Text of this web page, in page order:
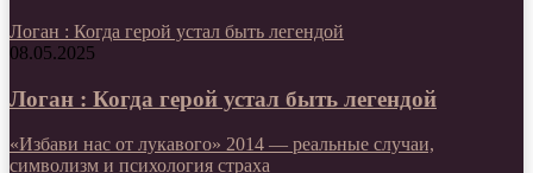
Логан : Когда герой устал быть легендой
08.05.2025
Логан : Когда герой устал быть легендой
«Избави нас от лукавого» 2014 — реальные случаи,
символизм и психология страха